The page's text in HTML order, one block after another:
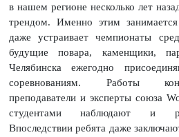
в нашем регионе несколько лет
трендом. Именно этим
даже устраивает чемпионаты
будущие повара, каменщики,
Челябинска ежегодно
соревнованиям. Работы
преподаватели и эксперты союза
студентами наблюдают и
Впоследствии ребята даже